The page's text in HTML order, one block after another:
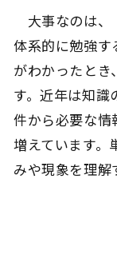
大事なのは、
体系的に勉強す
がわかったとき
す。近年は知識
件から必要な
増えています。
みや現象を理解